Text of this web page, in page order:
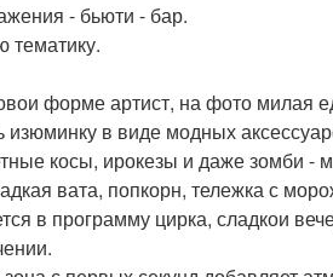
- бьюти - бар.
тематику.
форме артист, на фото милая
изюминку в виде модных
косы, ирокезы и даже зомби -
вата, попкорн, тележка с
в программу цирка, сладкои